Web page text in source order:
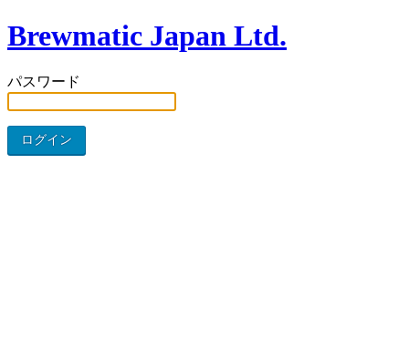
Brewmatic Japan Ltd.
パスワード